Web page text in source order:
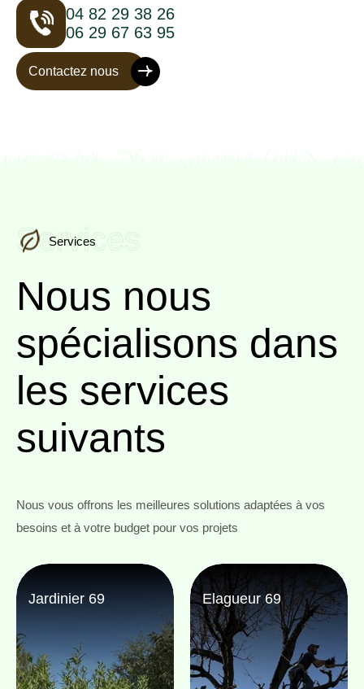
04 82 29 38 26
06 29 67 63 95
Contactez nous
Services
Services
Nous nous
spécialisons dans
les services
suivants
Nous vous offrons les meilleures solutions adaptées à vos
besoins et à votre budget pour vos projets
Jardinier 69 Elagueur 69